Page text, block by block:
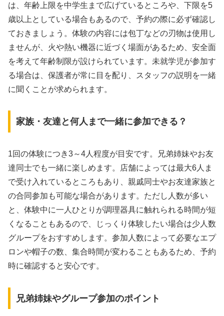
は、年齢上限を中学生まで広げているところや、下限を5
歳以上としている場合もあるので、予約の際に必ず確認し
ておきましょう。体験の内容には包丁などの刃物は使用し
ませんが、火や熱い機器に近づく場面があるため、安全面
を考えて年齢制限が設けられています。未就学児が参加す
る場合は、保護者が常に目を配り、スタッフの説明を一緒
に聞くことが求められます。
家族・友達と何人まで一緒に参加できる？
1回の体験につき3～4人程度が目安です。兄弟姉妹やお友
達同士でも一緒に楽しめます。店舗によっては最大6人ま
で受け入れているところもあり、親戚同士やお友達家族と
の合同参加も可能な場合があります。ただし人数が多い
と、体験中に一人ひとりが調理器具に触れられる時間が短
くなることもあるので、じっくり体験したい場合は少人数
グループをおすすめします。参加人数によって必要なエプ
ロンや帽子の数、集合時間が変わることもあるため、予約
時に確認すると安心です。
兄弟姉妹やグループ参加のポイント